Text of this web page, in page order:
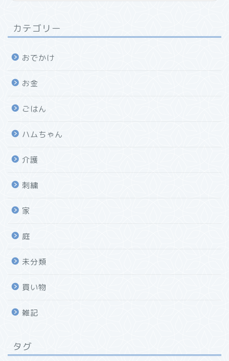
カテゴリー
おでかけ
お金
ごはん
ハムちゃん
介護
刺繍
家
庭
未分類
買い物
雑記
タグ